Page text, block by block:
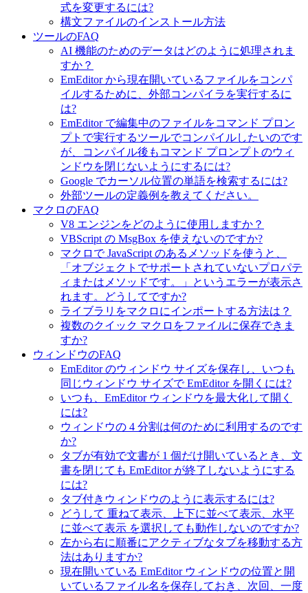
式を変更するには?
構文ファイルのインストール方法
ツールのFAQ
AI 機能のためのデータはどのように処理されま
すか？
EmEditor から現在開いているファイルをコンパ
イルするために、外部コンパイラを実行するに
は?
EmEditor で編集中のファイルをコマンド プロン
プトで実行するツールでコンパイルしたいのです
が、コンパイル後もコマンド プロンプトのウィ
ンドウを閉じないようにするには?
Google でカーソル位置の単語を検索するには?
外部ツールの定義例を教えてください。
マクロのFAQ
V8 エンジンをどのように使用しますか？
VBScript の MsgBox を使えないのですか?
マクロで JavaScript のあるメソッドを使うと、
「オブジェクトでサポートされていないプロパテ
ィまたはメソッドです。」というエラーが表示さ
れます。どうしてですか?
ライブラリをマクロにインポートする方法は？
複数のクイック マクロをファイルに保存できま
すか?
ウィンドウのFAQ
EmEditor のウィンドウ サイズを保存し、いつも
同じウィンドウ サイズで EmEditor を開くには?
いつも、EmEditor ウィンドウを最大化して開く
には?
ウィンドウの 4 分割は何のために利用するのです
か?
タブが有効で文書が 1 個だけ開いているとき、文
書を閉じても EmEditor が終了しないようにする
には?
タブ付きウィンドウのように表示するには?
どうして 重ねて表示、上下に並べて表示、水平
に並べて表示 を選択しても動作しないのですか?
左から右に順番にアクティブなタブを移動する方
法はありますか?
現在開いている EmEditor ウィンドウの位置と開
いているファイル名を保存しておき、次回、一度